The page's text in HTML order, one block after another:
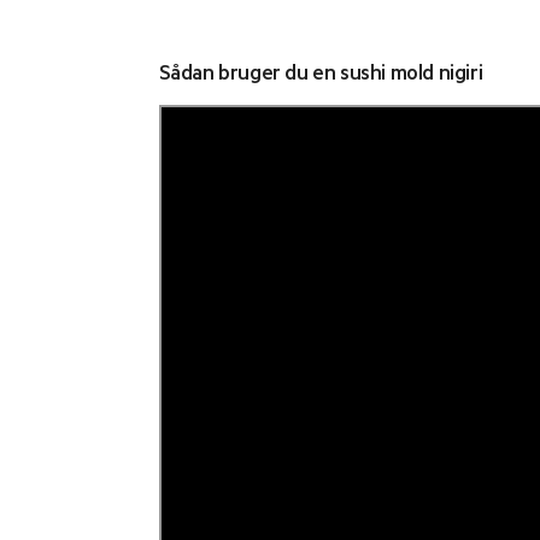
Sådan bruger du en sushi mold nigiri